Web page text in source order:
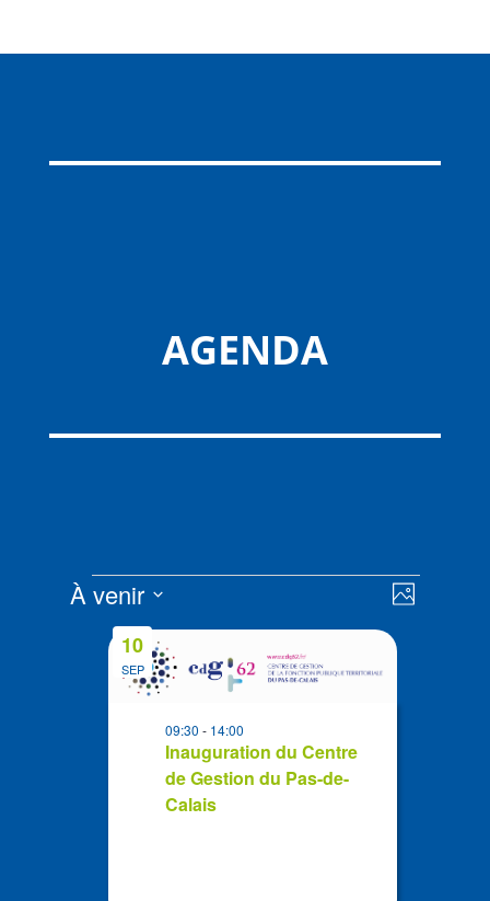
AGENDA
Évènements de
Photo
À venir
Sélectionnez
List
events
SEP
10
Inauguration du Centre
de Gestion du Pas-de-
Calais
09:30- 14:00